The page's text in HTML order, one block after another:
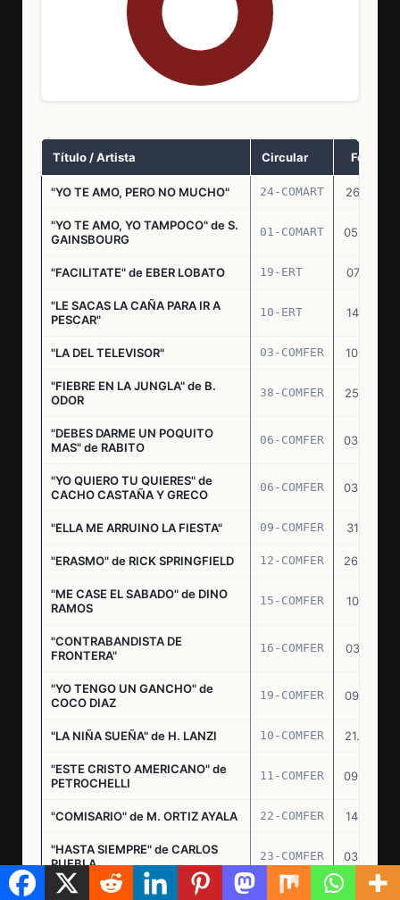
Título / Artista Circular Fecha
"YO TE AMO, PERO NO MUCHO" 24-COMART 26.11.69
"YO TE AMO, YO TAMPOCO" de S.
GAINSBOURG
01-COMART 05.02.70
"FACILITATE" de EBER LOBATO 19-ERT 07.10.70
"LE SACAS LA CAÑA PARA IR A
PESCAR"
10-ERT 14.07.71
"LA DEL TELEVISOR" 03-COMFER 10.01.73
"FIEBRE EN LA JUNGLA" de B.
ODOR
38-COMFER 25.10.73
"DEBES DARME UN POQUITO
MAS" de RABITO
06-COMFER 03.05.74
"YO QUIERO TU QUIERES" de
CACHO CASTAÑA Y GRECO
06-COMFER 03.05.74
"ELLA ME ARRUINO LA FIESTA" 09-COMFER 31.07.74
"ERASMO" de RICK SPRINGFIELD 12-COMFER 26.09.74
"ME CASE EL SABADO" de DINO
RAMOS
15-COMFER 10.10.74
"CONTRABANDISTA DE
FRONTERA"
16-COMFER 03.12.74
"YO TENGO UN GANCHO" de
COCO DIAZ
19-COMFER 09.01.75
"LA NIÑA SUEÑA" de H. LANZI 10-COMFER 21.03.75
"ESTE CRISTO AMERICANO" de
PETROCHELLI
11-COMFER 09.04.75
"COMISARIO" de M. ORTIZ AYALA 22-COMFER 14.07.75
"HASTA SIEMPRE" de CARLOS
PUEBLA
23-COMFER 03.09.75
"EL DIVORCIO" de RAUL